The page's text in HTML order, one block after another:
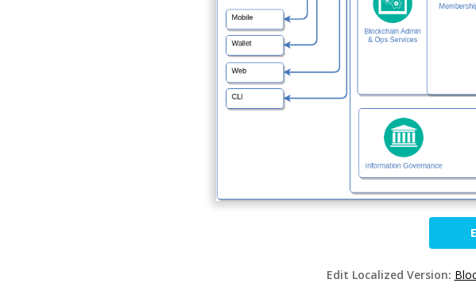
Edit Localized Version: